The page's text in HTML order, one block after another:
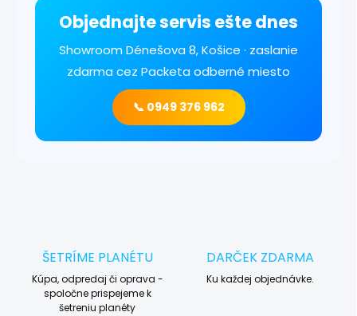
Objednajte servis ešte dnes
Showroom Dénešova 8, Košice · zaslanie
zdarma cez Packeta odberné miesto
📞 0949 376 962
ŠETRÍME PLANÉTU
Kúpa, odpredaj či oprava -
spoločne prispejeme k
šetreniu planéty
DARČEK ZDARMA
Ku každej objednávke.